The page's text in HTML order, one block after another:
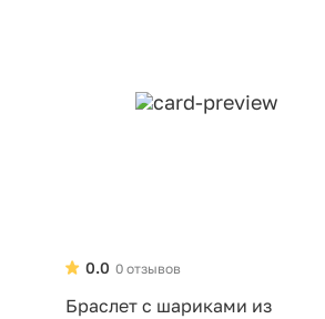
0 отзывов
0.0
Браслет с шариками из